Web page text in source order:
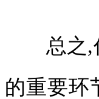
总之,作
的重要环